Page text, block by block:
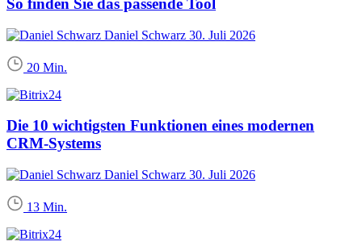
So finden Sie das passende Tool
Daniel Schwarz 30. Juli 2026
20 Min.
Die 10 wichtigsten Funktionen eines modernen
CRM-Systems
Daniel Schwarz 30. Juli 2026
13 Min.